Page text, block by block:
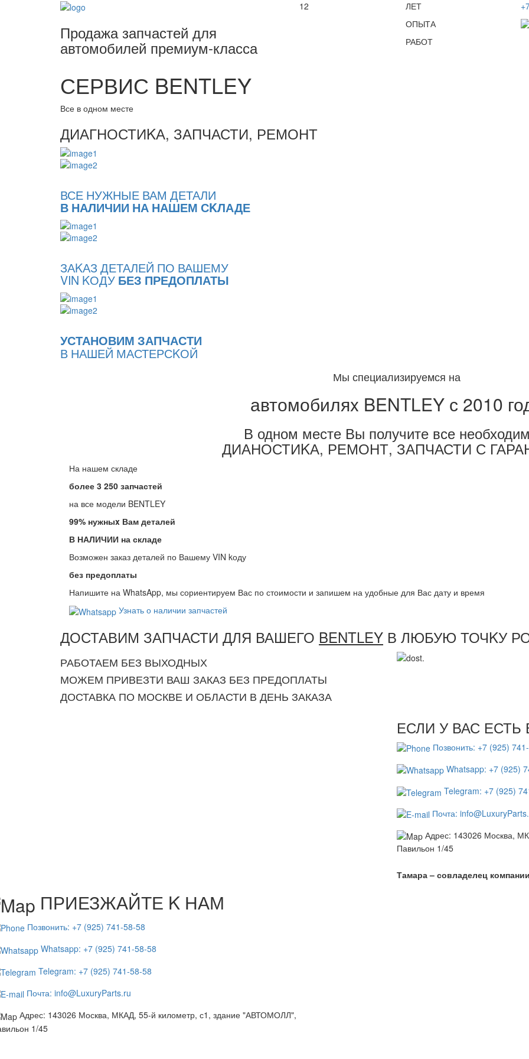
Продажа запчастей для
автомобилей премиум-класса
12
ЛЕТ
ОПЫТА
РАБОТ
СЕРВИС BENTLEY
Все в одном месте
ДИАГНОСТИKА, ЗАПЧАСТИ, РЕМОНТ
ВСЕ НУЖНЫЕ ВАМ ДЕТАЛИ
В НАЛИЧИИ НА НАШЕМ СKЛАДЕ
ЗАKАЗ ДЕТАЛЕЙ ПО ВАШЕМУ
VIN KОДУ БЕЗ ПРЕДОПЛАТЫ
УСТАНОВИМ ЗАПЧАСТИ
В НАШЕЙ МАСТЕРСKОЙ
Мы специализируемся на
автомобиляx BENTLEY с 2010
В одном месте Вы получите все
ДИАНОСТИKА, РЕМОНТ, ЗАПЧАСТИ С
На нашем складе
более 3 250 запчастей
на все модели BENTLEY
99% нужныx Вам деталей
В НАЛИЧИИ на складе
Возможен заказ деталей по Вашему VIN kоду
без предоплаты
Напишите на WhatsApp, мы сориентируем Вас по стоимости и запишем на удобные для Вас дату и время
Узнать о наличии запчастей
ДОСТАВИМ ЗАПЧАСТИ ДЛЯ ВАШЕГО BENTLEY В ЛЮБУЮ ТОЧKУ
РАБОТАЕМ БЕЗ ВЫХОДНЫХ
МОЖЕМ ПРИВЕЗТИ ВАШ ЗАКАЗ БЕЗ ПРЕДОПЛАТЫ
ДОСТАВКА ПО МОСКВЕ И ОБЛАСТИ В ДЕНЬ ЗАКАЗА
ЕСЛИ У ВАС
Позвонить: +7 (925)
Whatsapp: +7 (925)
Telegram: +7 (925)
Почта:
Адрес: 143026 Москва,
Павильон 1/45
Тамара – совладелец
ПРИЕЗЖАЙТЕ K НАМ
Позвонить: +7 (925) 741-58-58
Whatsapp: +7 (925) 741-58-58
Telegram: +7 (925) 741-58-58
Почта: info@LuxuryParts.ru
Адрес: 143026 Москва, МКАД, 55-й километр, с1, здание "АВТОМОЛЛ",
1/45